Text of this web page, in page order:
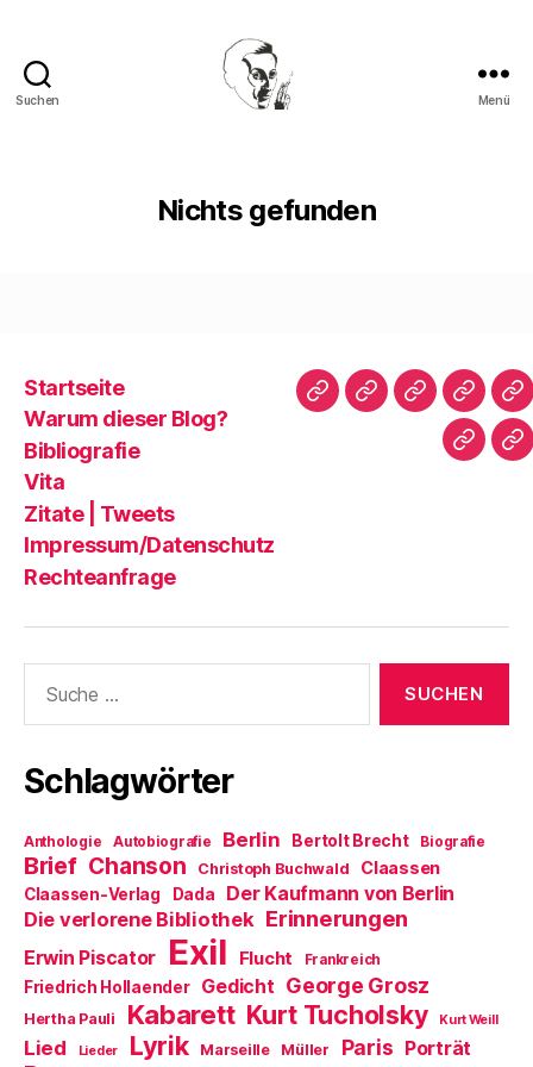
Suchen Menü
Nichts gefunden
Startseite
Warum dieser Blog?
Bibliografie
Vita
Zitate | Tweets
Impressum/Datenschutz
Rechteanfrage
Startseite
WarumBibliografie
Vita
|
nach:
Schlagwörter
Anthologie Autobiografie Berlin Bertolt Brecht Biografie
Brief Chanson Christoph Buchwald Claassen
Claassen-Verlag Dada Der Kaufmann von Berlin
Die verlorene Bibliothek Erinnerungen
Erwin Piscator Exil Flucht Frankreich
Friedrich Hollaender Gedicht George Grosz
Hertha Pauli Kabarett Kurt Tucholsky Kurt Weill
Lied Lieder Lyrik Marseille Müller Paris Porträt